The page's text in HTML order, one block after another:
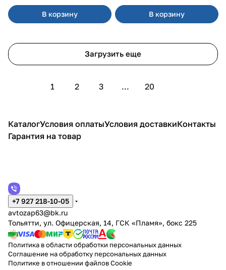
В корзину В корзину
Загрузить еще
1 2 3 ... 20
КаталогУсловия оплатыУсловия доставкиКонтакты
Гарантия на товар
+7 927 218-10-05
avtozap63@bk.ru
Тольятти, ул. Офицерская, 14, ГСК «Пламя», бокс 225
Политика в области обработки персональных данных
Соглашение на обработку персональных данных
Политике в отношении файлов Cookie